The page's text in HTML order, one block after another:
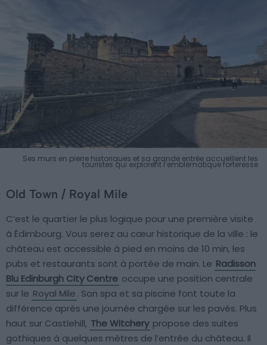
Ses murs en pierre historiques et sa grande entrée accueillent les
touristes qui explorent l’emblématique forteresse
Old Town / Royal Mile
C’est le quartier le plus logique pour une première visite
à Édimbourg. Vous serez au cœur historique de la ville : le
château est accessible à pied en moins de 10 min, les
pubs et restaurants sont à portée de main. Le Radisson
Blu Edinburgh City Centre occupe une position centrale
sur le Royal Mile. Son spa et sa piscine font toute la
différence après une journée chargée sur les pavés. Plus
haut sur Castlehill, The Witchery propose des suites
gothiques à quelques mètres de l’entrée du château. Il